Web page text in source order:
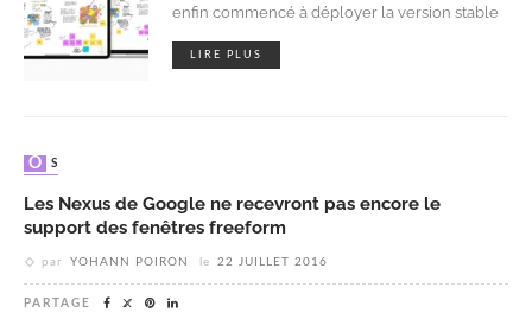
enfin commencé à déployer la version stable
LIRE PLUS
OS
Les Nexus de Google ne recevront pas encore le
support des fenêtres freeform
par YOHANN POIRON le 22 JUILLET 2016
PARTAGE